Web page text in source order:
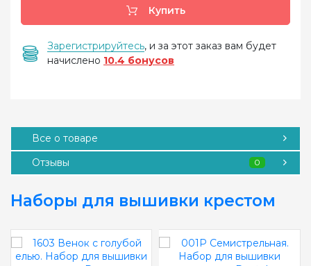
Купить
Зарегистрируйтесь, и за этот заказ вам будет
начислено 10.4 бонусов
Все о товаре
Отзывы
0
Наборы для вышивки крестом